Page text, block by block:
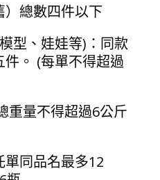
總數四件以下
型、娃娃等)：同款
。 (每單不得超過
重量不得超過6公斤
同品名最多12